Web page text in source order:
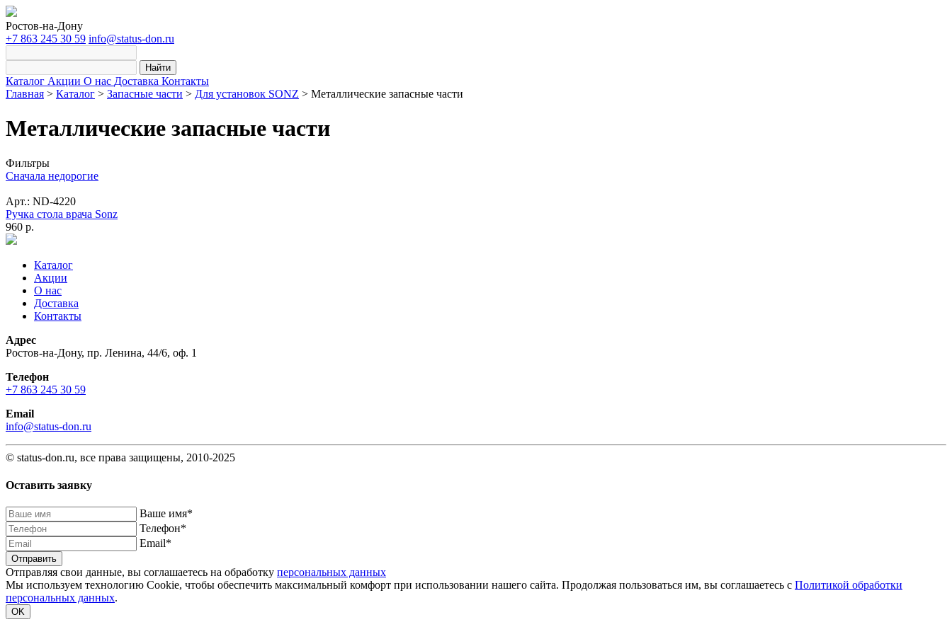
Ростов-на-Дону
+7 863 245 30 59 info@status-don.ru
Найти
Каталог Акции О нас Доставка Контакты
Главная > Каталог > Запасные части > Для установок SONZ > Металлические запасные части
Металлические запасные части
Фильтры
Сначала недорогие
Арт.: ND-4220
Ручка стола врача Sonz
960 р.
Каталог
Акции
О нас
Доставка
Контакты
Адрес
Ростов-на-Дону, пр. Ленина, 44/6, оф. 1
Телефон
+7 863 245 30 59
Email
info@status-don.ru
© status-don.ru, все права защищены, 2010-2025
Оставить заявку
Baшe имя*
Телефон*
Email*
Отправляя свои данные, вы соглашаетесь на обработку персональных данных
Мы используем технологию Cookie, чтобы обеспечить максимальный комфорт при использовании нашего сайта. Продолжая пользоваться им, вы соглашаетесь с Политикой обработки
персональных данных.